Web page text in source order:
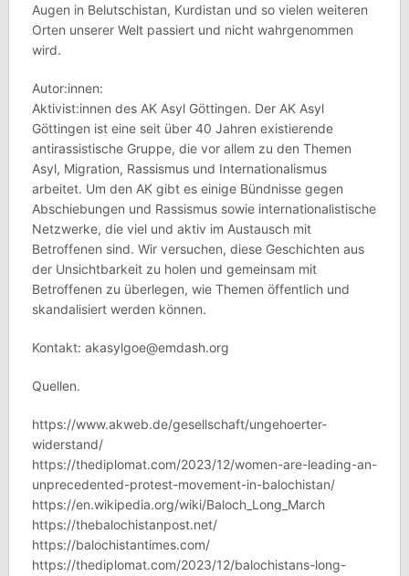
Augen in Belutschistan, Kurdistan und so vielen weiteren
Orten unserer Welt passiert und nicht wahrgenommen
wird.
Autor:innen:
Aktivist:innen des AK Asyl Göttingen. Der AK Asyl
Göttingen ist eine seit über 40 Jahren existierende
antirassistische Gruppe, die vor allem zu den Themen
Asyl, Migration, Rassismus und Internationalismus
arbeitet. Um den AK gibt es einige Bündnisse gegen
Abschiebungen und Rassismus sowie internationalistische
Netzwerke, die viel und aktiv im Austausch mit
Betroffenen sind. Wir versuchen, diese Geschichten aus
der Unsichtbarkeit zu holen und gemeinsam mit
Betroffenen zu überlegen, wie Themen öffentlich und
skandalisiert werden können.
Kontakt: akasylgoe@emdash.org
Quellen.
https://www.akweb.de/gesellschaft/ungehoerter-
widerstand/
https://thediplomat.com/2023/12/women-are-leading-an-
unprecedented-protest-movement-in-balochistan/
https://en.wikipedia.org/wiki/Baloch_Long_March
https://thebalochistanpost.net/
https://balochistantimes.com/
https://thediplomat.com/2023/12/balochistans-long-